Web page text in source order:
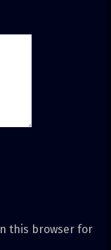
this browser for